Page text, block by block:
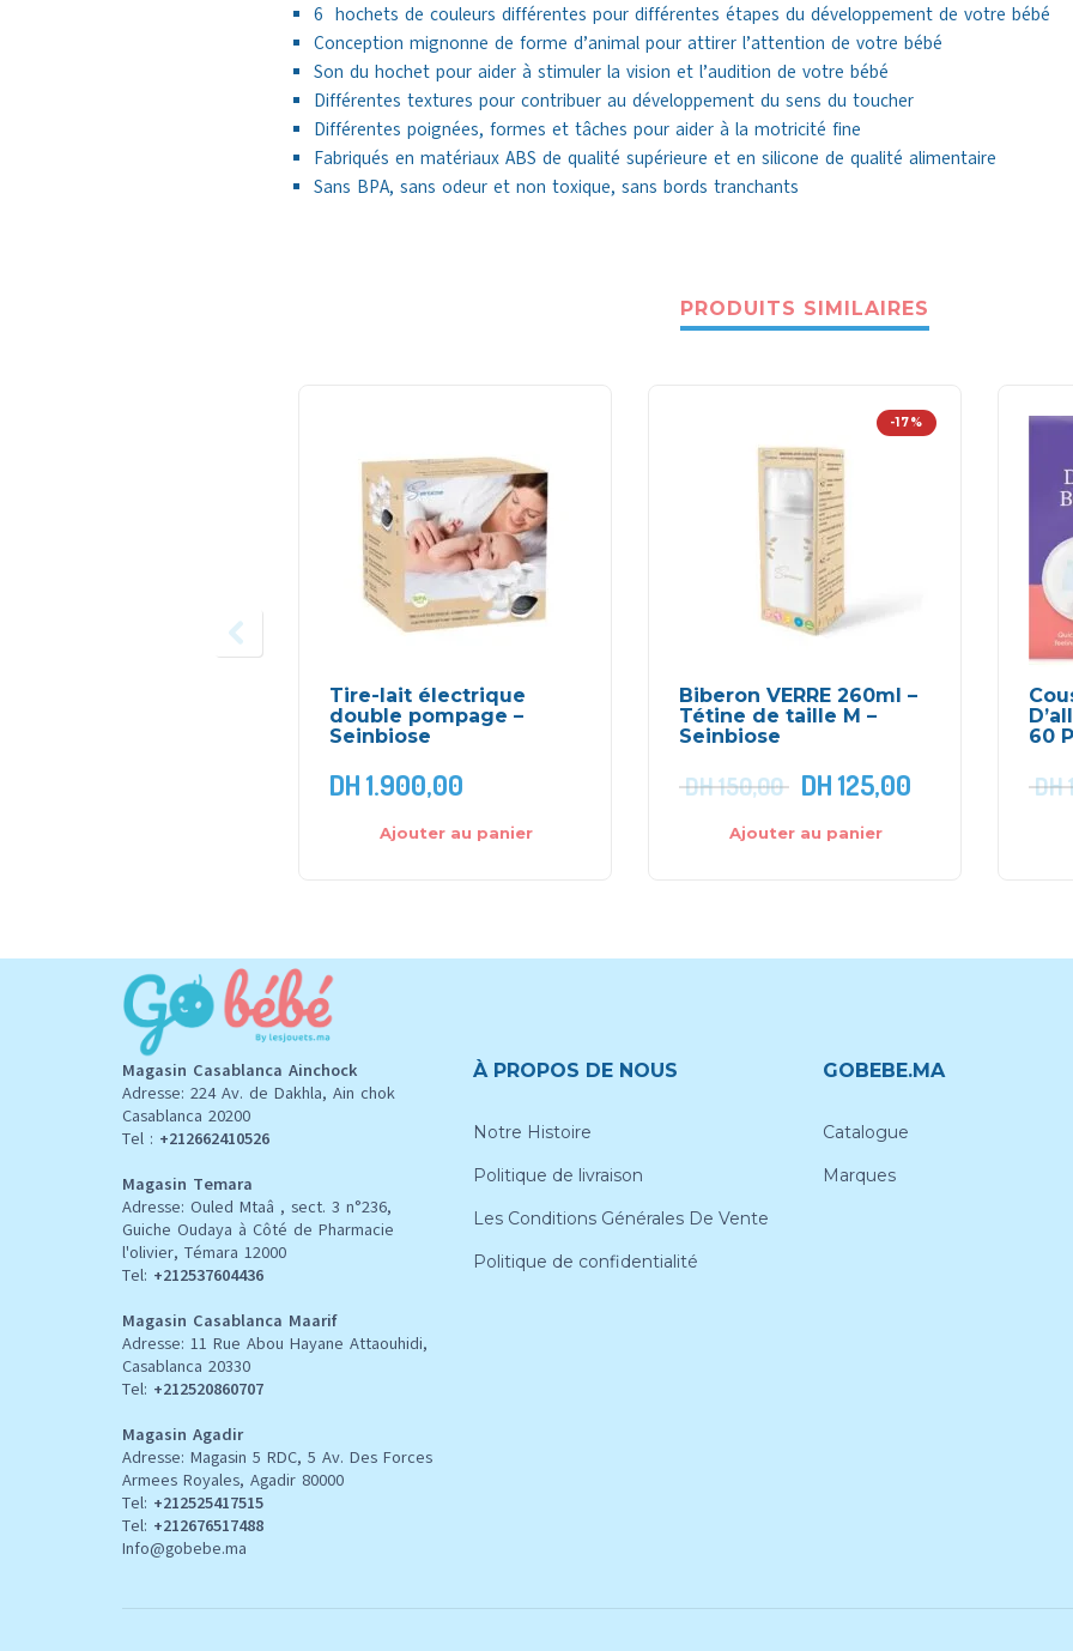
6 hochets de couleurs différentes pour différentes étapes du développement de votre bébé
Conception mignonne de forme d’animal pour attirer l’attention de votre bébé
Son du hochet pour aider à stimuler la vision et l’audition de votre bébé
Différentes textures pour contribuer au développement du sens du toucher
Différentes poignées, formes et tâches pour aider à la motricité fine
Fabriqués en matériaux ABS de qualité supérieure et en silicone de qualité alimentaire
Sans BPA, sans odeur et non toxique, sans bords tranchants
PRODUITS SIMILAIRES
Tire-lait électrique
double pompage –
Seinbiose
DH1.900,00
Ajouter au panier
-17%
Biberon VERRE 260ml –
Tétine de taille M –
Seinbiose
DH150,00 DH125,00
Ajouter au panier
60
DH
Magasin Casablanca Ainchock
Adresse: 224 Av. de Dakhla, Ain chok
Casablanca 20200
Tel : +212662410526
Magasin Temara
Adresse: Ouled Mtaâ , sect. 3 n°236,
Guiche Oudaya à Côté de Pharmacie
l'olivier, Témara 12000
Tel: +212537604436
Magasin Casablanca Maarif
Adresse: 11 Rue Abou Hayane Attaouhidi,
Casablanca 20330
Tel: +212520860707
Magasin Agadir
Adresse: Magasin 5 RDC, 5 Av. Des Forces
Armees Royales, Agadir 80000
Tel: +212525417515
Tel: +212676517488
Info@gobebe.ma
À PROPOS DE NOUS
Notre Histoire
Politique de livraison
Les Conditions Générales De Vente
Politique de confidentialité
GOBEBE.MA
Catalogue
Marques